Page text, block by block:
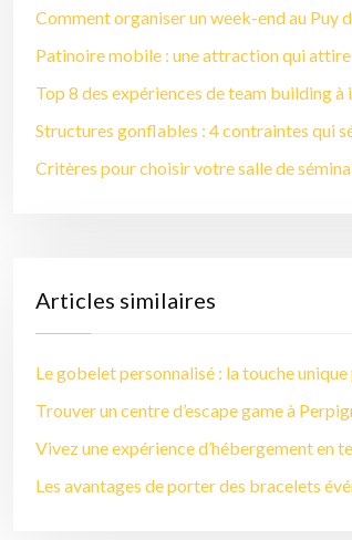
Comment organiser un week-end au Puy
Patinoire mobile : une attraction qui
Top 8 des expériences de team building
Structures gonflables : 4 contraintes qui
Critères pour choisir votre salle de
Articles similaires
Le gobelet personnalisé : la touche
Trouver un centre d’escape game à
Vivez une expérience d’hébergement en
Les avantages de porter des bracelets